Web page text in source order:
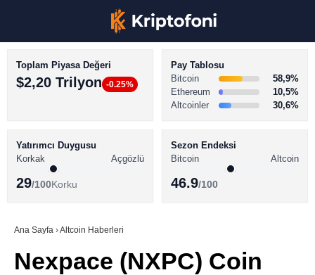
Youtube
BİTCOİN HABERLERİ
ALTCOİN HABERLERİ
SÖZLÜK
Toplam Piyasa Değeri
$2,20 Trilyon -0.25%
Pay Tablosu
Bitcoin
58,9%
Ethereum
10,5%
Altcoinler
30,6%
Yatırımcı Duygusu
Korkak
Açgözlü
29/100Korku
Sezon Endeksi
Bitcoin
Altcoin
46.9/100
Ana Sayfa ›Altcoin Haberleri
Nexpace (NXPC) Coin